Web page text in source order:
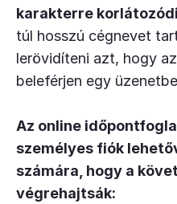
karakterre
túl hosszú cégnevet
lerövidíteni azt, hogy
beleférjen egy
Az online
személyes fiók
számára, hogy a
végrehajtsák: